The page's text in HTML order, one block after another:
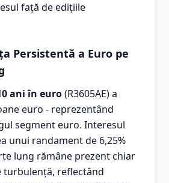
față de edițiile
Persistentă a Euro pe
ani în euro(R3605AE) a
euro - reprezentând
segment euro. Interesul
unui randament de 6,25%
lung rămâne prezent chiar
turbulență, reflectând